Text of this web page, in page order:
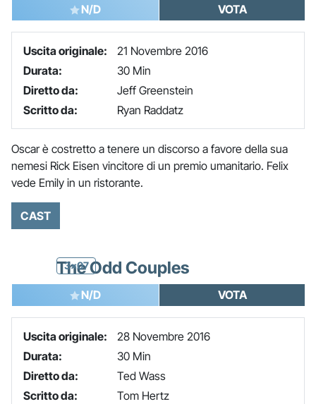
N/D VOTA
Uscita originale:
21 Novembre 2016
Durata:
30 Min
Diretto da:
Jeff Greenstein
Scritto da:
Ryan Raddatz
Oscar è costretto a tenere un discorso a favore della sua
nemesi Rick Eisen vincitore di un premio umanitario. Felix
vede Emily in un ristorante.
CAST
3x07
The Odd Couples
N/D VOTA
Uscita originale:
28 Novembre 2016
Durata:
30 Min
Diretto da:
Ted Wass
Scritto da:
Tom Hertz